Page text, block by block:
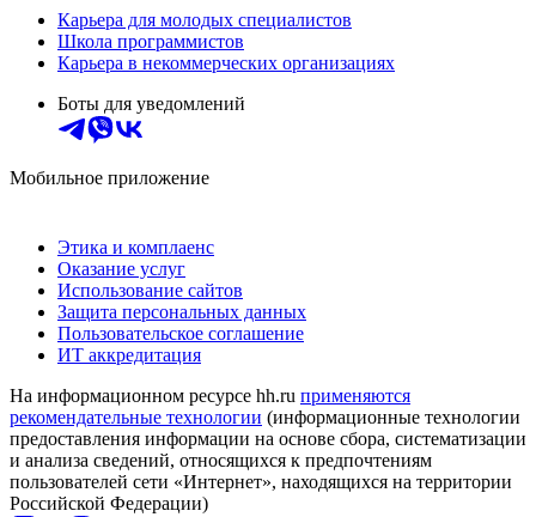
Карьера для молодых специалистов
Школа программистов
Карьера в некоммерческих организациях
Боты для уведомлений
Мобильное приложение
Этика и комплаенс
Оказание услуг
Использование сайтов
Защита персональных данных
Пользовательское соглашение
ИТ аккредитация
На информационном ресурсе hh.ru применяются
рекомендательные технологии (информационные технологии
предоставления информации на основе сбора, систематизации
и анализа сведений, относящихся к предпочтениям
пользователей сети «Интернет», находящихся на территории
Российской Федерации)